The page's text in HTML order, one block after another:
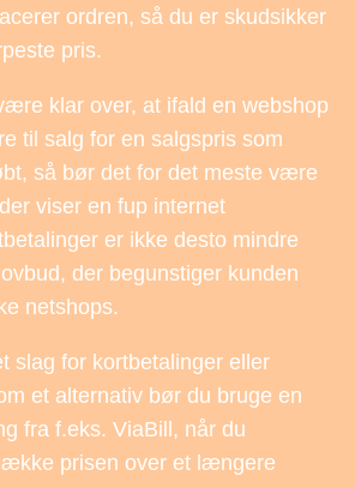
ordren, så du er skudsikker
pris.
klar over, at ifald en webshop
til salg for en salgspris som
så bør det for det meste være
viser en fup internet
er ikke desto mindre
der begunstiger kunden
netshops.
slag for kortbetalinger eller
et alternativ bør du bruge en
fra f.eks. ViaBill, når du
prisen over et længere